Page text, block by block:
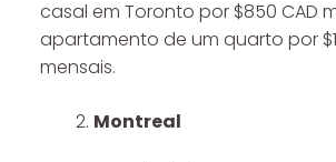
casal em Toronto por $850 CAD
apartamento de um quarto por
mensais.
Montreal